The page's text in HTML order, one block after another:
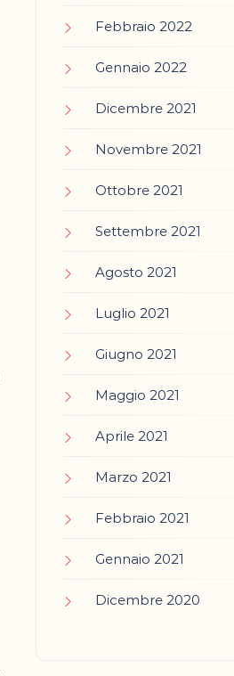
Febbraio 2022
Gennaio 2022
Dicembre 2021
Novembre 2021
Ottobre 2021
Settembre 2021
Agosto 2021
Luglio 2021
Giugno 2021
Maggio 2021
Aprile 2021
Marzo 2021
Febbraio 2021
Gennaio 2021
Dicembre 2020